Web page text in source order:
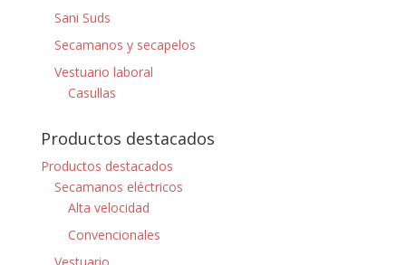
Sani Suds
Secamanos y secapelos
Vestuario laboral
Casullas
Productos destacados
Productos destacados
Secamanos eléctricos
Alta velocidad
Convencionales